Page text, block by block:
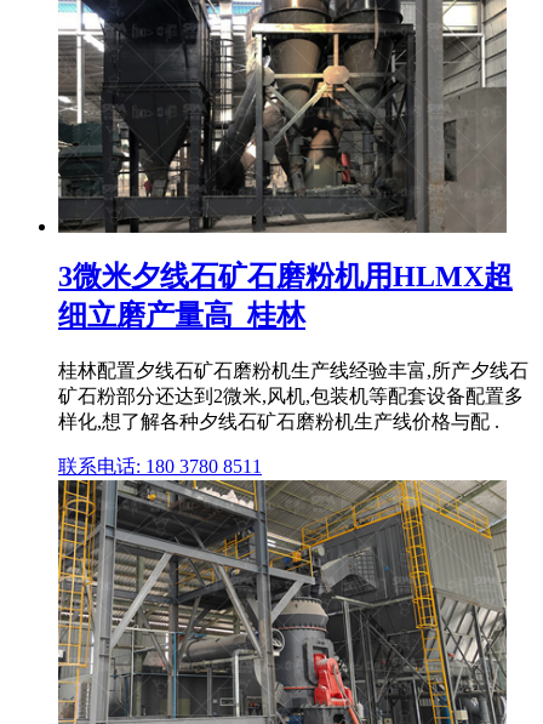
3微米夕线石矿石磨粉机用HLMX超
细立磨产量高_桂林
桂林配置夕线石矿石磨粉机生产线经验丰富,所产夕线石
矿石粉部分还达到2微米,风机,包装机等配套设备配置多
样化,想了解各种夕线石矿石磨粉机生产线价格与配 .
联系电话: 180 3780 8511